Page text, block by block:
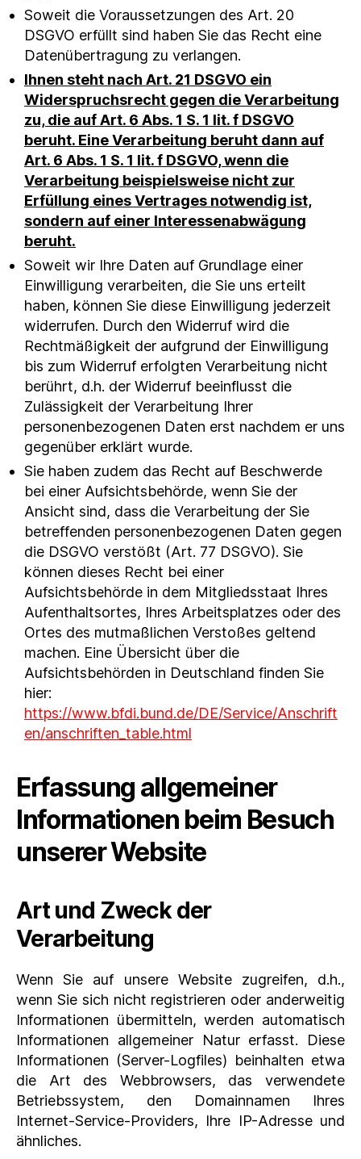
Soweit die Voraussetzungen des Art. 20
DSGVO erfüllt sind haben Sie das Recht eine
Datenübertragung zu verlangen.
Ihnen steht nach Art. 21 DSGVO ein
Widerspruchsrecht gegen die Verarbeitung
zu, die auf Art. 6 Abs. 1 S. 1 lit. f DSGVO
beruht. Eine Verarbeitung beruht dann auf
Art. 6 Abs. 1 S. 1 lit. f DSGVO, wenn die
Verarbeitung beispielsweise nicht zur
Erfüllung eines Vertrages notwendig ist,
sondern auf einer Interessenabwägung
beruht.
Soweit wir Ihre Daten auf Grundlage einer
Einwilligung verarbeiten, die Sie uns erteilt
haben, können Sie diese Einwilligung jederzeit
widerrufen. Durch den Widerruf wird die
Rechtmäßigkeit der aufgrund der Einwilligung
bis zum Widerruf erfolgten Verarbeitung nicht
berührt, d.h. der Widerruf beeinflusst die
Zulässigkeit der Verarbeitung Ihrer
personenbezogenen Daten erst nachdem er uns
gegenüber erklärt wurde.
Sie haben zudem das Recht auf Beschwerde
bei einer Aufsichtsbehörde, wenn Sie der
Ansicht sind, dass die Verarbeitung der Sie
betreffenden personenbezogenen Daten gegen
die DSGVO verstößt (Art. 77 DSGVO). Sie
können dieses Recht bei einer
Aufsichtsbehörde in dem Mitgliedsstaat Ihres
Aufenthaltsortes, Ihres Arbeitsplatzes oder des
Ortes des mutmaßlichen Verstoßes geltend
machen. Eine Übersicht über die
Aufsichtsbehörden in Deutschland finden Sie
hier:
https://www.bfdi.bund.de/DE/Service/Anschrift
en/anschriften_table.html
Erfassung allgemeiner
Informationen beim Besuch
unserer Website
Art und Zweck der
Verarbeitung
Wenn Sie auf unsere Website zugreifen, d.h.,
wenn Sie sich nicht registrieren oder anderweitig
Informationen übermitteln, werden automatisch
Informationen allgemeiner Natur erfasst. Diese
Informationen (Server-Logfiles) beinhalten etwa
die Art des Webbrowsers, das verwendete
Betriebssystem, den Domainnamen Ihres
Internet-Service-Providers, Ihre IP-Adresse und
ähnliches.